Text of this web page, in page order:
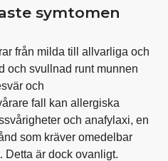
symtomen
från milda till allvarliga och
och svullnad runt munnen
och
fall kan allergiska
och anafylaxi, en
som kräver omedelbar
Detta är dock ovanligt.